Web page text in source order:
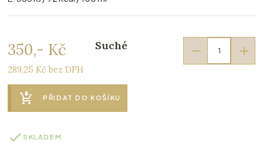
350,- Kč
289,25 Kč bez DPH
Suché
PŘIDAT DO KOŠÍKU
SKLADEM